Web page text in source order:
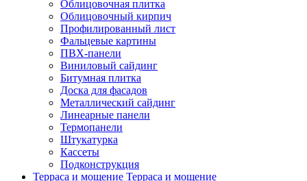
Облицовочная плитка
Облицовочный кирпич
Профилированный лист
Фальцевые картины
ПВХ-панели
Виниловый сайдинг
Битумная плитка
Доска для фасадов
Металлический сайдинг
Линеарные панели
Термопанели
Штукатурка
Кассеты
Подконструкция
Терраса и мощение Терраса и мощение